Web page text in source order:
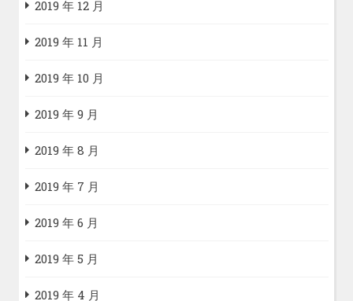
2019 年 12 月
2019 年 11 月
2019 年 10 月
2019 年 9 月
2019 年 8 月
2019 年 7 月
2019 年 6 月
2019 年 5 月
2019 年 4 月